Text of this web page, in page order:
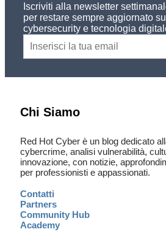
Iscriviti alla newsletter
per restare sempre aggiornato
cybersecurity e tecnologia
Chi Siamo
Red Hot Cyber è un blog dedicato
cybercrime, analisi vulnerabilità,
innovazione, con notizie,
per professionisti e appassionati.
Contatti
Partners
Community Hub
Academy